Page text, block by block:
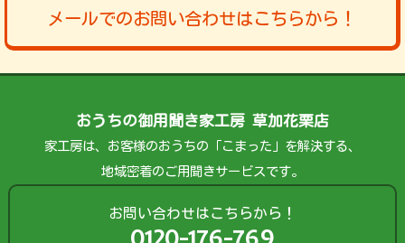
メールでのお問い合わせはこちらから！
おうちの御用聞き家工房 草加花栗店
家工房は、お客様のおうちの「こまった」を解決する、
地域密着のご用聞きサービスです。
お問い合わせはこちらから！